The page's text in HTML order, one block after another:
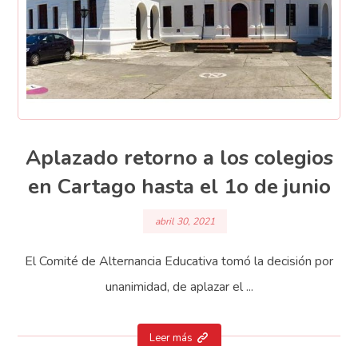
Aplazado retorno a los colegios
en Cartago hasta el 1o de junio
abril 30, 2021
El Comité de Alternancia Educativa tomó la decisión por
unanimidad, de aplazar el ...
Leer más